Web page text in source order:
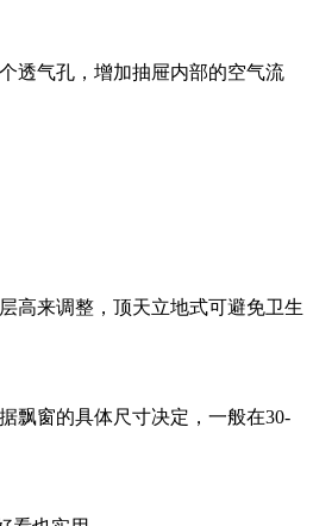
气孔，增加抽屉内部的空气流
高来调整，顶天立地式可避免卫生
窗的具体尺寸决定，一般在30-